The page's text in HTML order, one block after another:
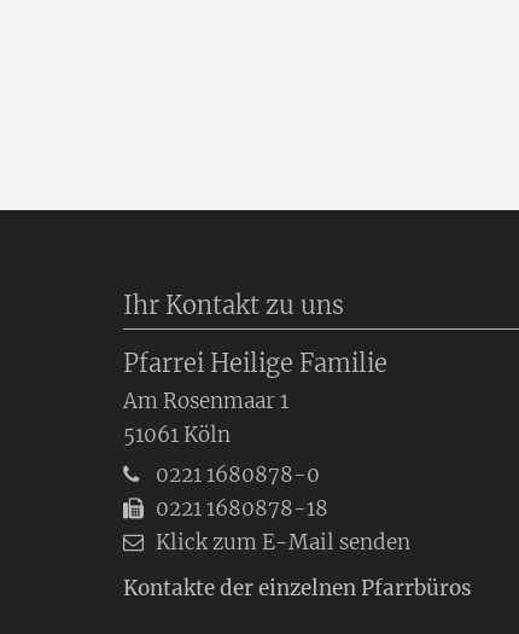
Ihr Kontakt zu uns
Pfarrei Heilige Familie
Am Rosenmaar 1
51061 Köln
0221 1680878-0
0221 1680878-18
Klick zum E-Mail senden
Kontakte der einzelnen Pfarrbüros